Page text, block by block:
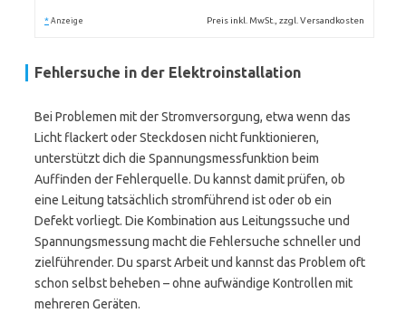
* Anzeige Preis inkl. MwSt., zzgl. Versandkosten
Fehlersuche in der Elektroinstallation
Bei Problemen mit der Stromversorgung, etwa wenn das
Licht flackert oder Steckdosen nicht funktionieren,
unterstützt dich die Spannungsmessfunktion beim
Auffinden der Fehlerquelle. Du kannst damit prüfen, ob
eine Leitung tatsächlich stromführend ist oder ob ein
Defekt vorliegt. Die Kombination aus Leitungssuche und
Spannungsmessung macht die Fehlersuche schneller und
zielführender. Du sparst Arbeit und kannst das Problem oft
schon selbst beheben – ohne aufwändige Kontrollen mit
mehreren Geräten.